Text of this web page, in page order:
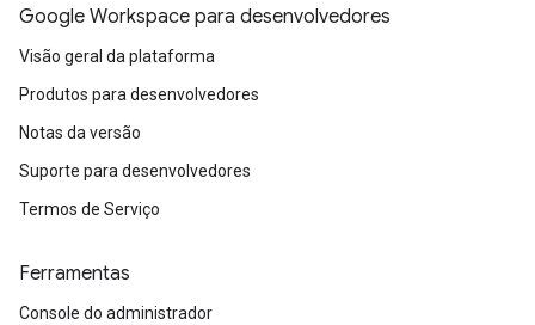
Google Workspace para desenvolvedores
Visão geral da plataforma
Produtos para desenvolvedores
Notas da versão
Suporte para desenvolvedores
Termos de Serviço
Ferramentas
Console do administrador